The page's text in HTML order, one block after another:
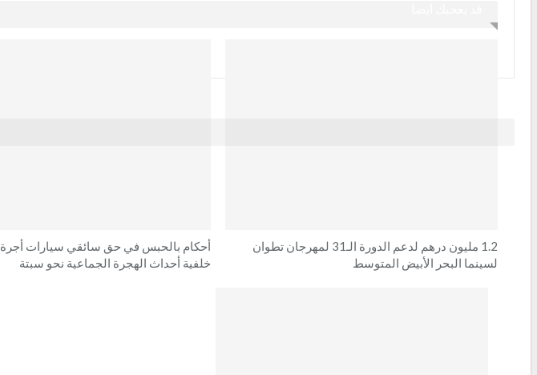
1.2 مليون درهم لدعم الدورة الـ31 لمهرجان تطوان
لسينما البحر الأبيض المتوسط
أحكام بالحبس في حق سائقي سيارات
خلفية أحداث الهجرة الجماعية نحو سبتة